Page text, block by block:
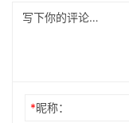
*昵称：